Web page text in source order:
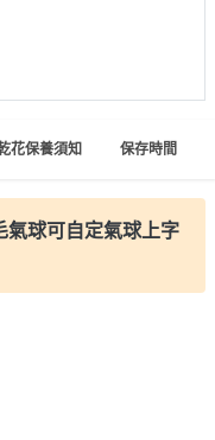
花保養須知 保存時間
氣球可自定氣球上字